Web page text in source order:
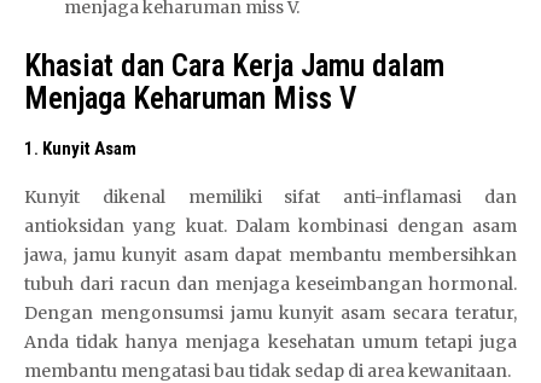
menjaga keharuman miss V.
Khasiat dan Cara Kerja Jamu dalam
Menjaga Keharuman Miss V
1. Kunyit Asam
Kunyit dikenal memiliki sifat anti-inflamasi dan
antioksidan yang kuat. Dalam kombinasi dengan asam
jawa, jamu kunyit asam dapat membantu membersihkan
tubuh dari racun dan menjaga keseimbangan hormonal.
Dengan mengonsumsi jamu kunyit asam secara teratur,
Anda tidak hanya menjaga kesehatan umum tetapi juga
membantu mengatasi bau tidak sedap di area kewanitaan.